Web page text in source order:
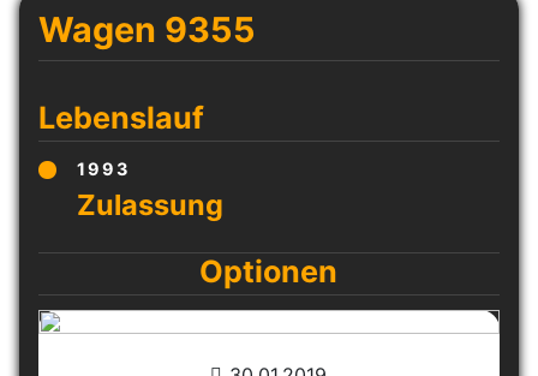
Wagen 9355
Lebenslauf
1993
Optionen